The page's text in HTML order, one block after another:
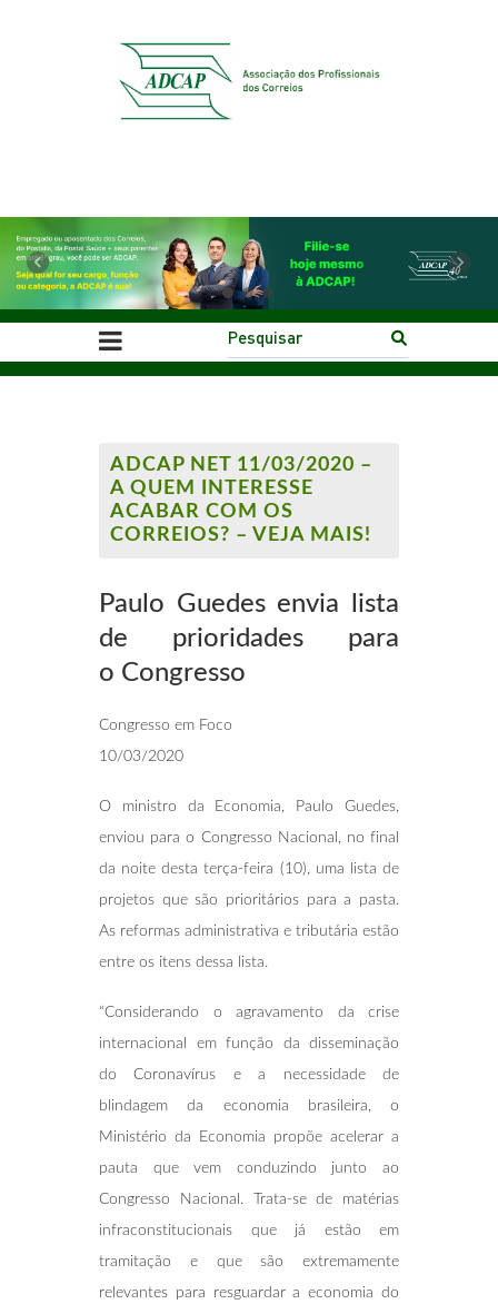
Previous Next
ADCAP NET 11/03/2020 –
A QUEM INTERESSE
ACABAR COM OS
CORREIOS? – VEJA MAIS!
Paulo Guedes envia lista
de prioridades para
o Congresso
Congresso em Foco
10/03/2020
O ministro da Economia, Paulo Guedes,
enviou para o Congresso Nacional, no final
da noite desta terça-feira (10), uma lista de
projetos que são prioritários para a pasta.
As reformas administrativa e tributária estão
entre os itens dessa lista.
“Considerando o agravamento da crise
internacional em função da disseminação
do Coronavírus e a necessidade de
blindagem da economia brasileira, o
Ministério da Economia propõe acelerar a
pauta que vem conduzindo junto ao
Congresso Nacional. Trata-se de matérias
infraconstitucionais que já estão em
tramitação e que são extremamente
relevantes para resguardar a economia do